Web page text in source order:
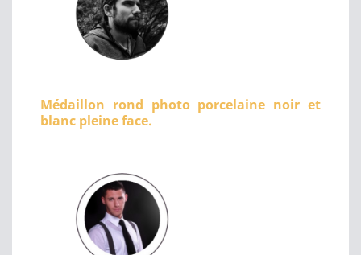
Médaillon rond photo porcelaine noir et
blanc pleine face.